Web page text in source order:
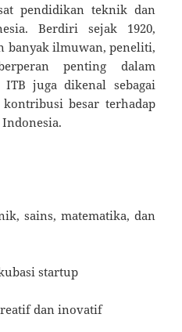
pendidikan teknik dan
Berdiri sejak 1920,
banyak ilmuwan, peneliti,
penting dalam
ITB juga dikenal sebagai
besar terhadap
sains, matematika, dan
startup
dan inovatif